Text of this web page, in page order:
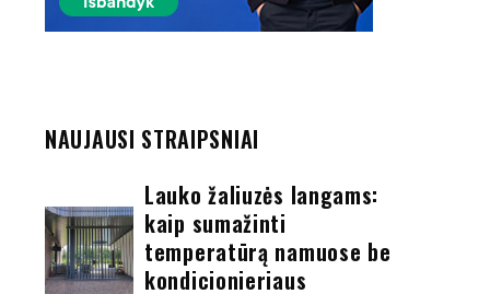
NAUJAUSI STRAIPSNIAI
Lauko žaliuzės langams:
kaip sumažinti
temperatūrą namuose be
kondicionieriaus